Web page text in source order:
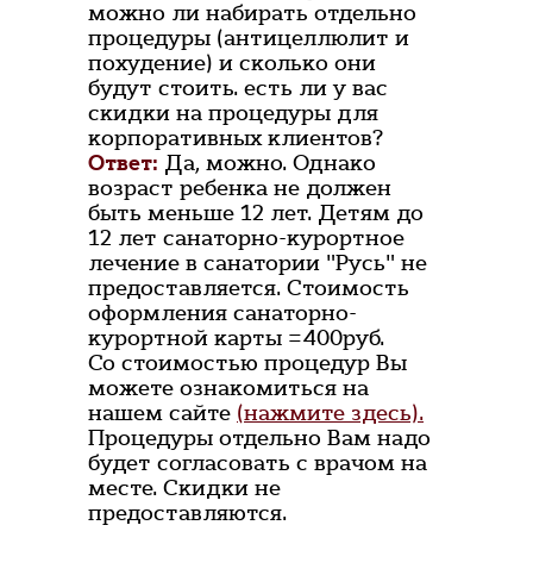
можно ли набирать отдельно
процедуры (антицеллюлит и
похудение) и сколько они
будут стоить. есть ли у вас
скидки на процедуры для
корпоративных клиентов?
Ответ: Да, можно. Однако
возраст ребенка не должен
быть меньше 12 лет. Детям до
12 лет санаторно-курортное
лечение в санатории "Русь" не
предоставляется. Стоимость
оформления санаторно-
курортной карты =400руб.
Со стоимостью процедур Вы
можете ознакомиться на
нашем сайте (нажмите здесь).
Процедуры отдельно Вам надо
будет согласовать с врачом на
месте. Скидки не
предоставляются.